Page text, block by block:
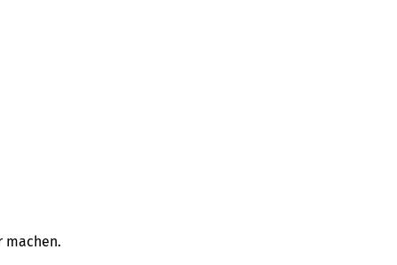
machen.